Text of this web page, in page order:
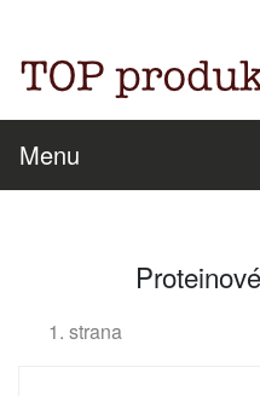
Menu
1. strana